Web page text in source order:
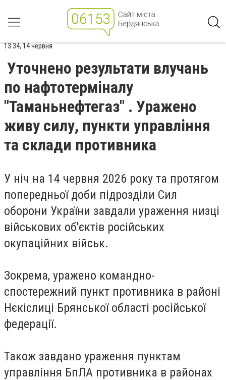
13:34, 14 червня
Уточнено результати влучань
по нафтотерміналу
"Таманьнефтегаз" . Уражено
живу силу, пункти управління
та склади противника
У ніч на 14 червня 2026 року та протягом
попередньої доби підрозділи Сил
оборони України завдали ураження низці
військових об'єктів російських
окупаційних військ.
Зокрема, уражено командно-
спостережний пункт противника в районі
Нєкіслиці Брянської області російської
федерації.
Також завдано ураження пунктам
управління БпЛА противника в районах